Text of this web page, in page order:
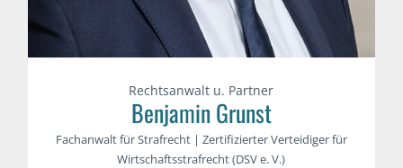
Rechtsanwalt u. Partner
Benjamin Grunst
Fachanwalt für Strafrecht | Zertifizierter Verteidiger für
Wirtschaftsstrafrecht (DSV e. V.)